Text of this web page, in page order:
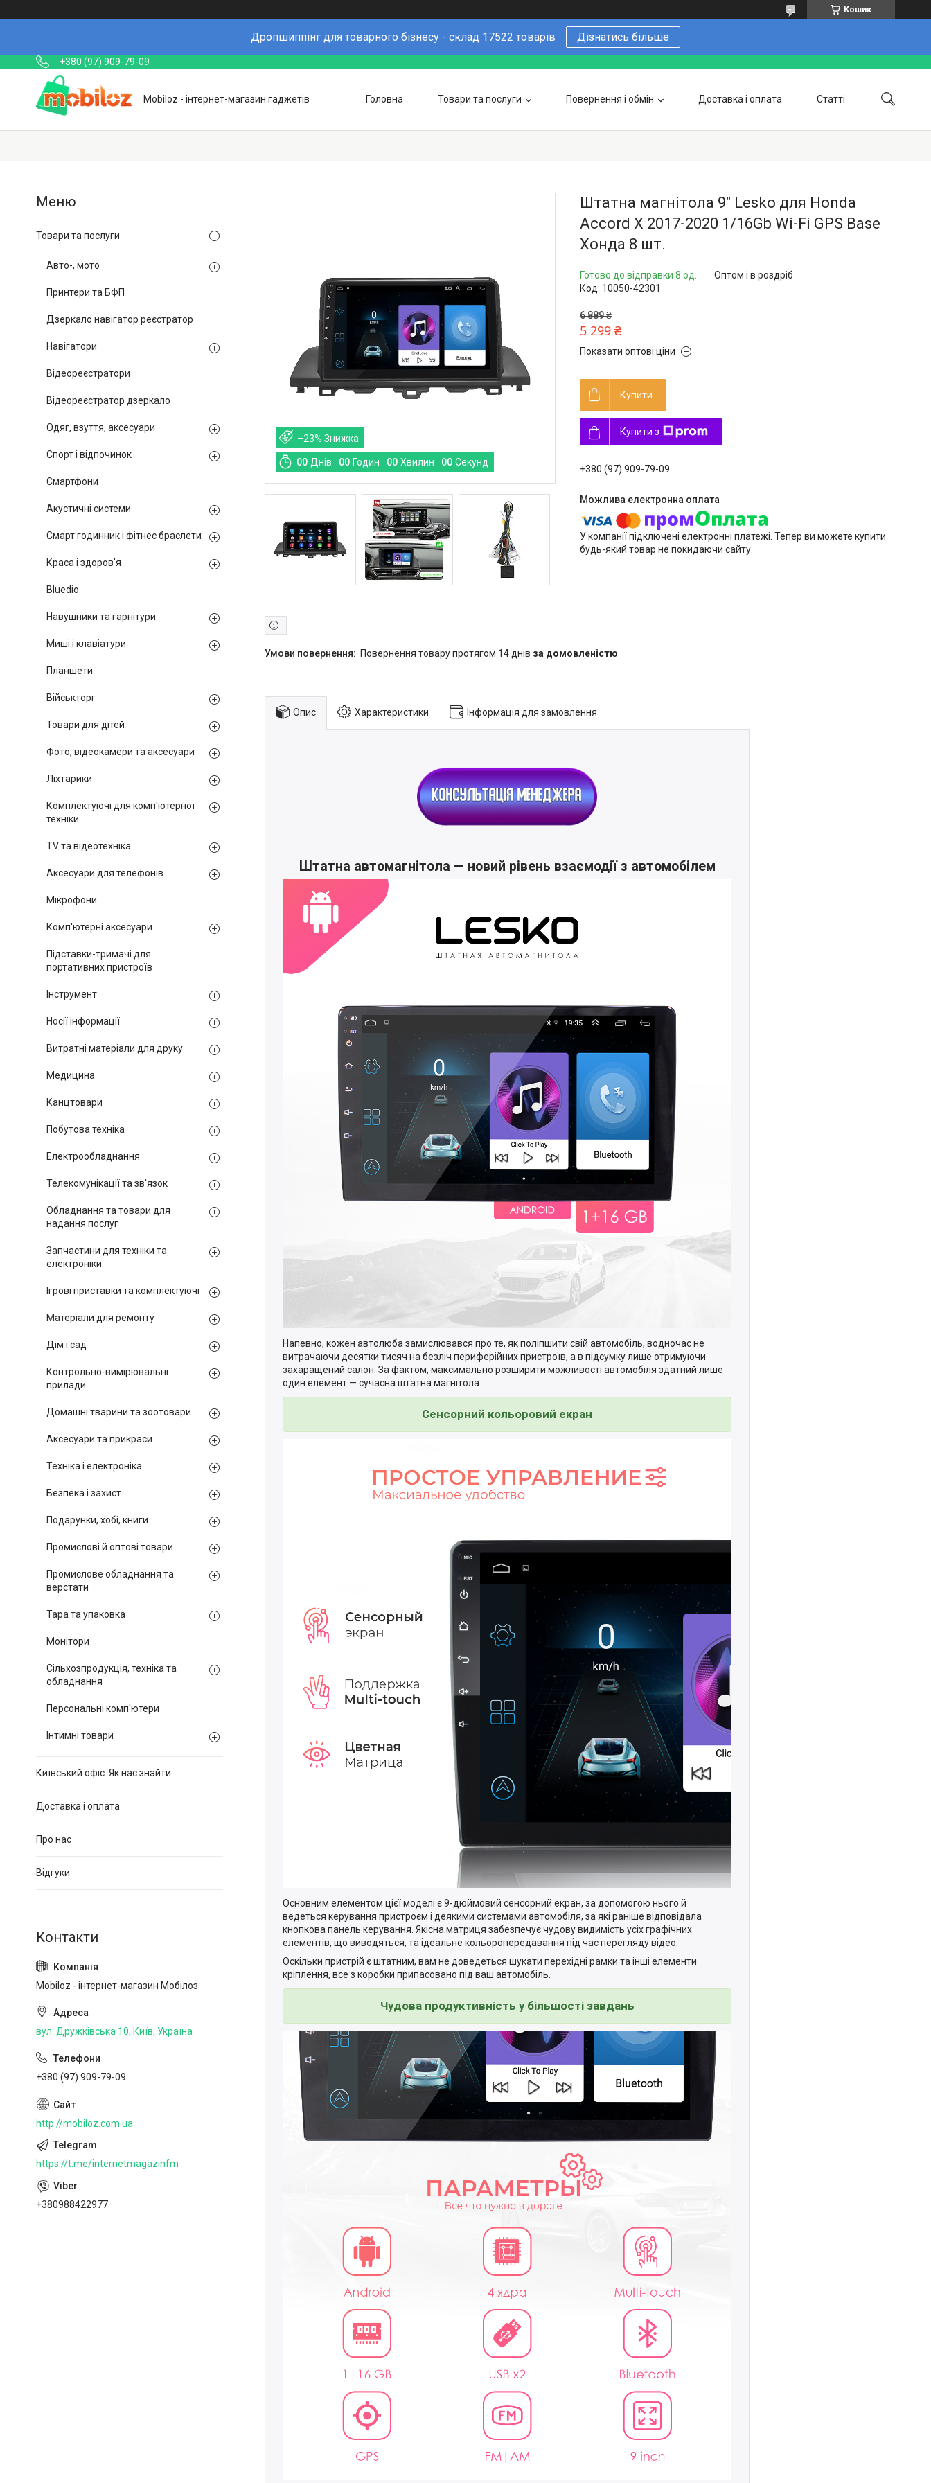
Кошик
Дропшиппінг для товарного бізнесу - склад 17522 товарів Дізнатись більше
+380 (97) 909-79-09
Mobiloz - інтернет-магазин гаджетів Головна Товари та послуги Повернення і обмін Доставка і оплата Статті
Оптовим покупцям Напишіть нам в Telegram Фотогалерея
–23%
00 Днів 00 Годин 00 Хвилин 00 Секунд
Штатна магнітола 9" Lesko для Honda
Accord X 2017-2020 1/16Gb Wi-Fi GPS Base
Хонда 8 шт.
Готово до відправки 8 од.
Оптом і в роздріб
Код: 10050-42301
6 889 ₴
5 299 ₴
Показати оптові ціни
Купити
Купити з
+380 (97) 909-79-09
У компанії підключені електронні платежі. Тепер ви можете купити
будь-який товар не покидаючи сайту.
повернення товару протягом 14 днів за домовленістю
Опис Характеристики Інформація для замовлення
Штатна автомагнітола — новий рівень взаємодії з автомобілем
Напевно, кожен автолюба замислювався про те, як поліпшити свій автомобіль, водночас не
витрачаючи десятки тисяч на безліч периферійних пристроїв, а в підсумку лише отримуючи
захаращений салон. За фактом, максимально розширити можливості автомобіля здатний лише
один елемент — сучасна штатна магнітола.
Сенсорний кольоровий екран
Основним елементом цієї моделі є 9-дюймовий сенсорний екран, за допомогою нього й
ведеться керування пристроєм і деякими системами автомобіля, за які раніше відповідала
кнопкова панель керування. Якісна матриця забезпечує чудову видимість усіх графічних
елементів, що виводяться, та ідеальне кольоропередавання під час перегляду відео.
Оскільки пристрій є штатним, вам не доведеться шукати перехідні рамки та інші елементи
кріплення, все з коробки припасовано під ваш автомобіль.
Чудова продуктивність у більшості завдань
Товари та послуги
Авто-, мото
Принтери та БФП
Дзеркало навігатор реєстратор
Навігатори
Відеореєстратори
Відеореєстратор дзеркало
Одяг, взуття, аксесуари
Спорт і відпочинок
Смартфони
Акустичні системи
Смарт годинник і фітнес браслети
Краса і здоров'я
Bluedio
Навушники та гарнітури
Миші і клавіатури
Планшети
Військторг
Товари для дітей
Фото, відеокамери та аксесуари
Ліхтарики
Комплектуючі для комп'ютерної
техніки
TV та відеотехніка
Аксесуари для телефонів
Мікрофони
Комп'ютерні аксесуари
Підставки-тримачі для
портативних пристроїв
Інструмент
Носії інформації
Витратні матеріали для друку
Медицина
Канцтовари
Побутова техніка
Електрообладнання
Телекомунікації та зв'язок
Обладнання та товари для
надання послуг
Запчастини для техніки та
електроніки
Ігрові приставки та комплектуючі
Матеріали для ремонту
Дім і сад
Контрольно-вимірювальні
прилади
Домашні тварини та зоотовари
Аксесуари та прикраси
Техніка і електроніка
Безпека і захист
Подарунки, хобі, книги
Промислові й оптові товари
Промислове обладнання та
верстати
Тара та упаковка
Монітори
Сільхозпродукція, техніка та
обладнання
Персональні комп'ютери
Інтимні товари
Київський офіс. Як нас знайти.
Доставка і оплата
Про нас
Відгуки
Mobiloz - інтернет-магазин Мобілоз
вул. Дружківська 10, Київ, Україна
+380 (97) 909-79-09
http://mobiloz.com.ua
https://t.me/internetmagazinfm
+380988422977